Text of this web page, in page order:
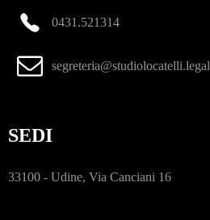
0431.521314
segreteria@studiolocatelli.legal
SEDI
33100 - Udine, Via Canciani 16